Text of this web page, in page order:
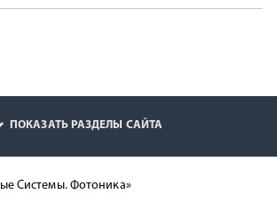
ПОКАЗАТЬ РАЗДЕЛЫ САЙТА
Системы. Фотоника»